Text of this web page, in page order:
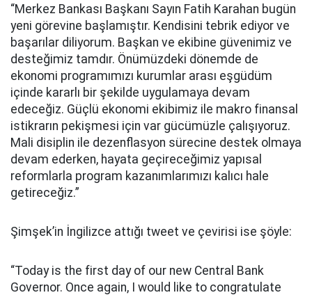
“Merkez Bankası Başkanı Sayın Fatih Karahan bugün
yeni görevine başlamıştır. Kendisini tebrik ediyor ve
başarılar diliyorum. Başkan ve ekibine güvenimiz ve
desteğimiz tamdır. Önümüzdeki dönemde de
ekonomi programımızı kurumlar arası eşgüdüm
içinde kararlı bir şekilde uygulamaya devam
edeceğiz. Güçlü ekonomi ekibimiz ile makro finansal
istikrarın pekişmesi için var gücümüzle çalışıyoruz.
Mali disiplin ile dezenflasyon sürecine destek olmaya
devam ederken, hayata geçireceğimiz yapısal
reformlarla program kazanımlarımızı kalıcı hale
getireceğiz.”
Şimşek’in İngilizce attığı tweet ve çevirisi ise şöyle:
“Today is the first day of our new Central Bank
Governor. Once again, I would like to congratulate